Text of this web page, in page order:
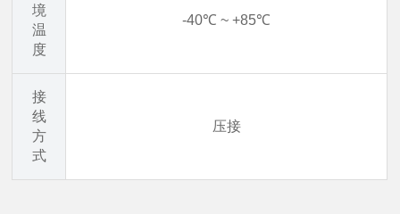
境
温
度
-40℃ ~ +85℃
接
线
方
式
压接